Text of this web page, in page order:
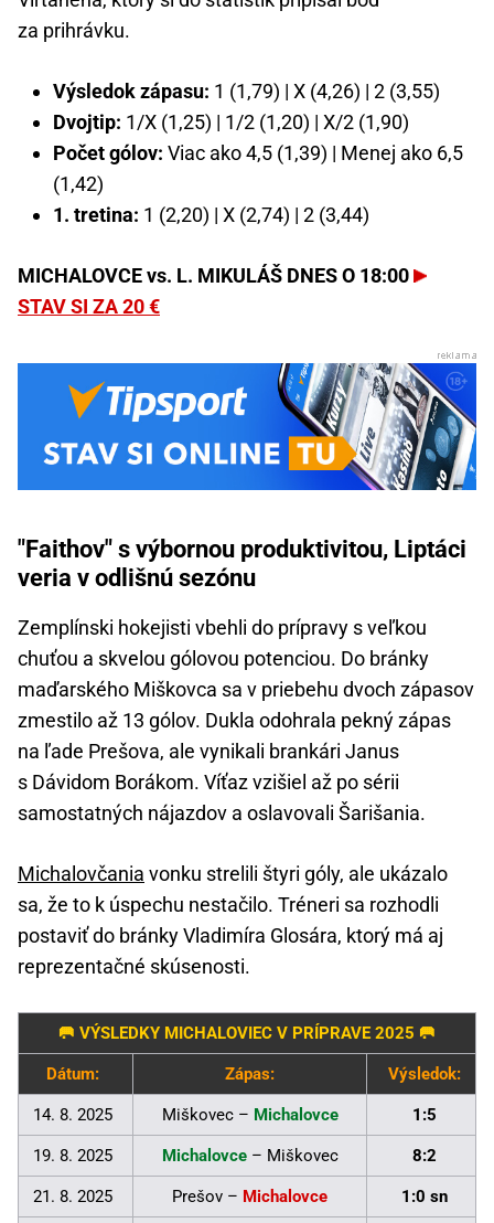
za prihrávku.
Výsledok zápasu: 1 (1,79) | X (4,26) | 2 (3,55)
Dvojtip: 1/X (1,25) | 1/2 (1,20) | X/2 (1,90)
Počet gólov: Viac ako 4,5 (1,39) | Menej ako 6,5
(1,42)
1. tretina: 1 (2,20) | X (2,74) | 2 (3,44)
MICHALOVCE vs. L. MIKULÁŠ DNES O 18:00
STAV SI ZA 20 €
"Faithov" s výbornou produktivitou, Liptáci
veria v odlišnú sezónu
Zemplínski hokejisti vbehli do prípravy s veľkou
chuťou a skvelou gólovou potenciou. Do bránky
maďarského Miškovca sa v priebehu dvoch zápasov
zmestilo až 13 gólov. Dukla odohrala pekný zápas
na ľade Prešova, ale vynikali brankári Janus
s Dávidom Borákom. Víťaz vzišiel až po sérii
samostatných nájazdov a oslavovali Šarišania.
Michalovčania vonku strelili štyri góly, ale ukázalo
sa, že to k úspechu nestačilo. Tréneri sa rozhodli
postaviť do bránky Vladimíra Glosára, ktorý má aj
reprezentačné skúsenosti.
🥅 VÝSLEDKY MICHALOVIEC V PRÍPRAVE 2025 🥅
Dátum: Zápas: Výsledok:
14. 8. 2025 Miškovec – Michalovce 1:5
19. 8. 2025 Michalovce– Miškovec 8:2
21. 8. 2025 Prešov – Michalovce 1:0 sn